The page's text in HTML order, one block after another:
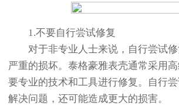
1.不要自行尝试修复
对于非专业人士来说，自行尝试修
严重的损坏。泰格豪雅表壳通常采用
要专业的技术和工具进行修复。自行
解决问题，还可能造成更大的损害。